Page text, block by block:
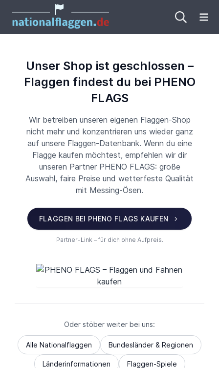
Unser Shop ist geschlossen –
Flaggen findest du bei PHENO
FLAGS
Wir betreiben unseren eigenen Flaggen-Shop
nicht mehr und konzentrieren uns wieder ganz
auf unsere Flaggen-Datenbank. Wenn du eine
Flagge kaufen möchtest, empfehlen wir dir
unseren Partner PHENO FLAGS: große
Auswahl, faire Preise und wetterfeste Qualität
mit Messing-Ösen.
FLAGGEN BEI PHENO FLAGS KAUFEN
Partner-Link – für dich ohne Aufpreis.
Oder stöber weiter bei uns:
Alle Nationalflaggen Bundesländer & Regionen
Länderinformationen Flaggen-Spiele